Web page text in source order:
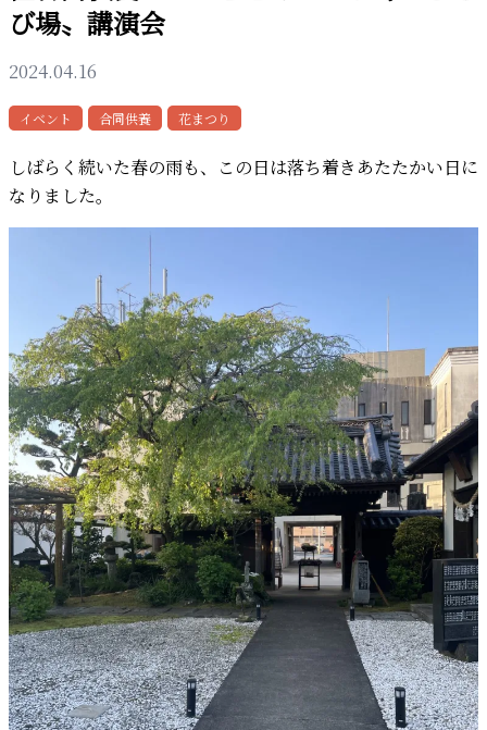
097-521-2585
び場〟講演会
2024.04.16
イベント 合同供養 花まつり
しばらく続いた春の雨も、この日は落ち着きあたたかい日に
なりました。